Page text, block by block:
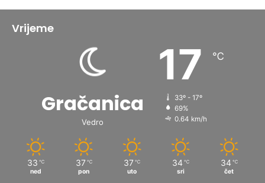
Vrijeme
Gračanica
Vedro
17 ℃
33º - 17º
69%
0.64 km/h
33 ℃
ned
37 ℃
pon
37 ℃
uto
34 ℃
sri
34 ℃
čet